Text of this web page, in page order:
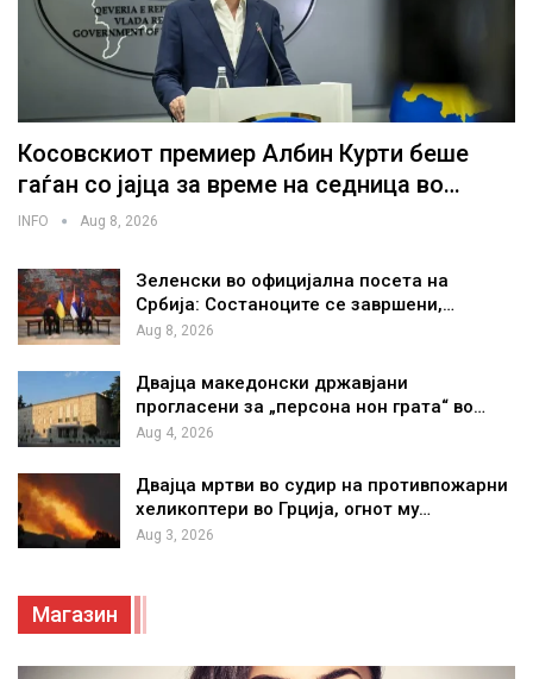
Косовскиот премиер Албин Курти беше
гаѓан со јајца за време на седница во…
INFO Aug 8, 2026
Зеленски во официјална посета на
Србија: Состаноците се завршени,…
Aug 8, 2026
Двајца македонски државјани
прогласени за „персона нон грата“ во…
Aug 4, 2026
Двајца мртви во судир на противпожарни
хеликоптери во Грција, огнот му…
Aug 3, 2026
Магазин